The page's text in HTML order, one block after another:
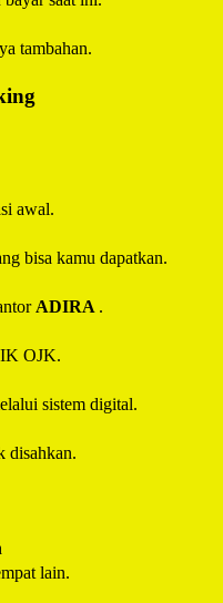
tambahan.
awal.
bisa kamu dapatkan.
ADIRA .
OJK.
sistem digital.
disahkan.
lain.